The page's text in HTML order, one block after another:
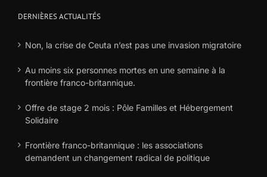
DERNIÈRES ACTUALITÉS
Non, la crise de Ceuta n’est pas une invasion migratoire
Au moins six personnes mortes en une semaine à la
frontière franco-britannique.
Offre de stage 2 mois : Pôle Familles et Hébergement
Solidaire
Frontière franco-britannique : les associations
demandent un changement radical de politique